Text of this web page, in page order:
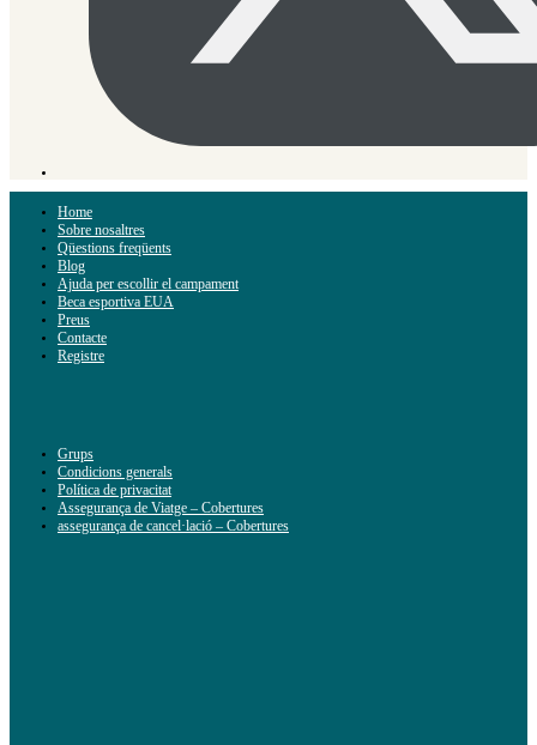
Home
Sobre nosaltres
Qüestions freqüents
Blog
Ajuda per escollir el campament
Beca esportiva EUA
Preus
Contacte
Registre
Grups
Condicions generals
Política de privacitat
Assegurança de Viatge – Cobertures
assegurança de cancel·lació – Cobertures